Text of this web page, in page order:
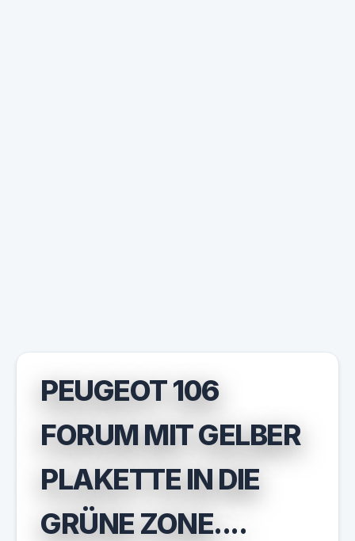
PEUGEOT 106
FORUM MIT GELBER
PLAKETTE IN DIE
GRÜNE ZONE....